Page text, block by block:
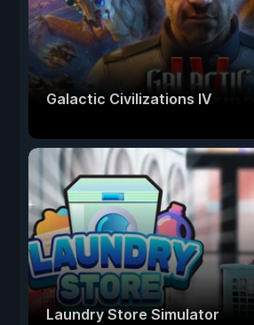
Galactic Civilizations IV
Laundry Store Simulator